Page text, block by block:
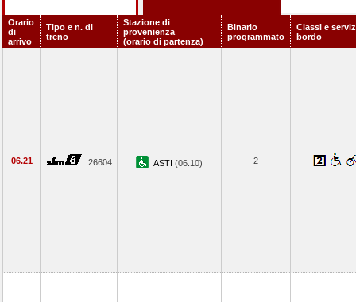
Orario
di
arrivo
Tipo e n. di
treno
Stazione di
provenienza
(orario di partenza)
Binario
programmato
Classi e
bordo
06.21 26604 ASTI (06.10) 2